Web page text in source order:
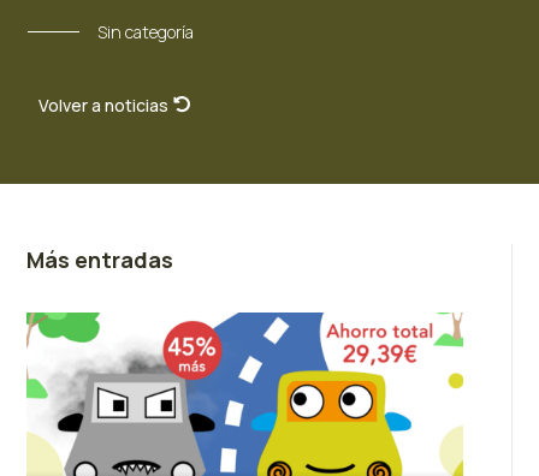
Sin categoría
Volver a noticias
Más entradas